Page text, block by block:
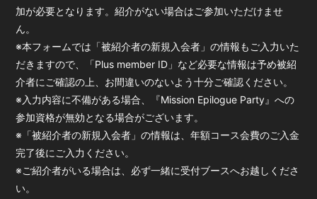
加が必要となります。紹介がない場合はご参加いただけませ
ん。
※本フォームでは「被紹介者の新規入会者」の情報もご入力いた
だきますので、「Plus member ID」など必要な情報は予め被紹
介者にご確認の上、お間違いのないよう十分ご確認ください。
※入力内容に不備がある場合、『Mission Epilogue Party』への
参加資格が無効となる場合がございます。
※「被紹介者の新規入会者」の情報は、年額コース会費のご入金
完了後にご入力ください。
※ご紹介者がいる場合は、必ず一緒に受付ブースへお越しくださ
い。